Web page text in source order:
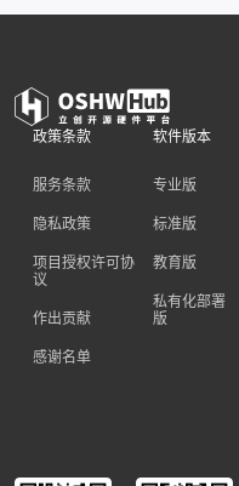
政策条款
服务条款
隐私政策
项目授权许可协
议
作出贡献
感谢名单
软件版本
专业版
标准版
教育版
私有化部署
版